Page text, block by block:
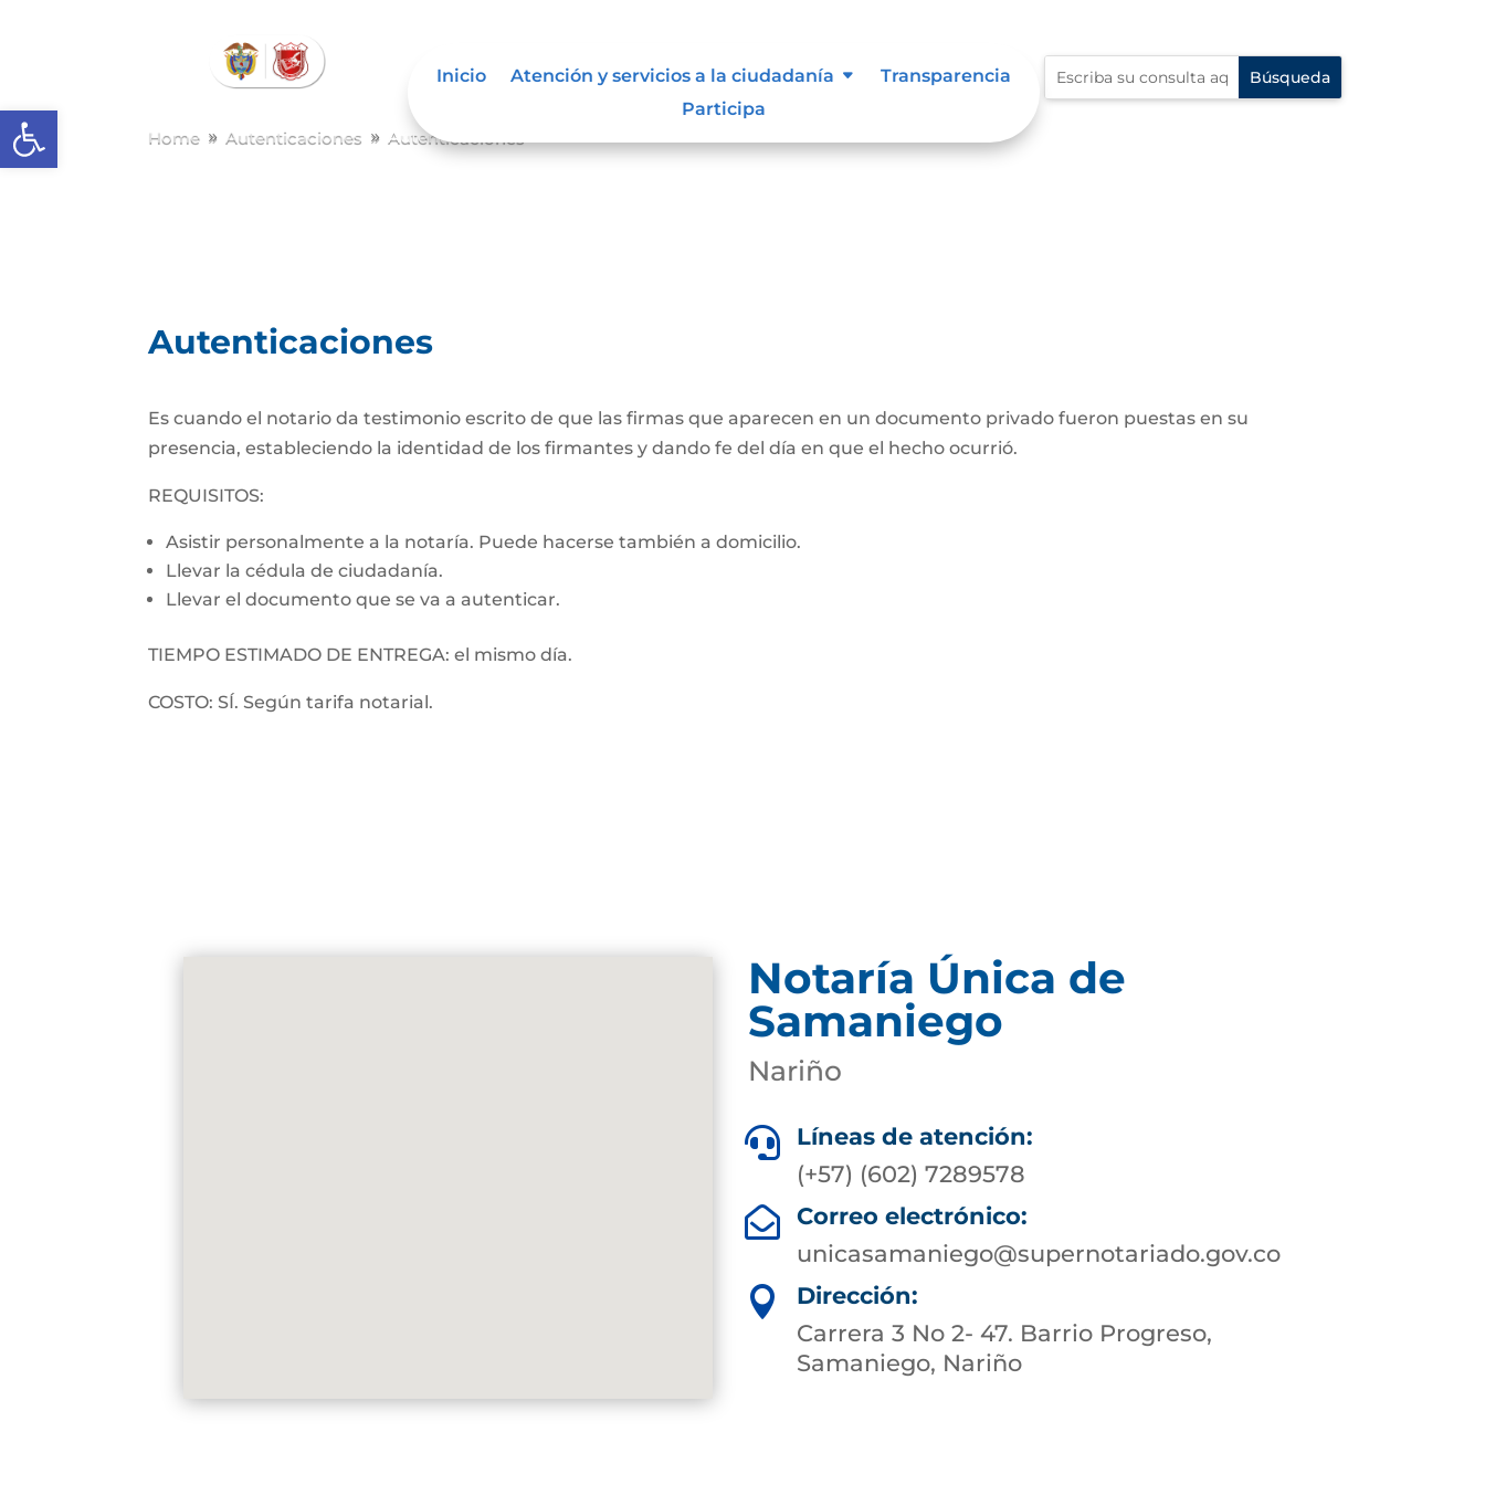
Abrir barra de herramientas
Inicio Atención y servicios a la ciudadanía
Transparencia
Participa
Home 9 Autenticaciones 9 Autenticaciones
Autenticaciones
Es cuando el notario da testimonio escrito de que las firmas que aparecen en un documento privado fueron puestas en su
presencia, estableciendo la identidad de los firmantes y dando fe del día en que el hecho ocurrió.
REQUISITOS:
Asistir personalmente a la notaría. Puede hacerse también a domicilio.
Llevar la cédula de ciudadanía.
Llevar el documento que se va a autenticar.
TIEMPO ESTIMADO DE ENTREGA: el mismo día.
COSTO: SÍ. Según tarifa notarial.
Notaría Única de
Samaniego
Nariño

Líneas de atención:
(+57) (602) 7289578

Correo electrónico:
unicasamaniego@supernotariado.gov.co

Dirección:
Carrera 3 No 2- 47. Barrio Progreso,
Samaniego, Nariño